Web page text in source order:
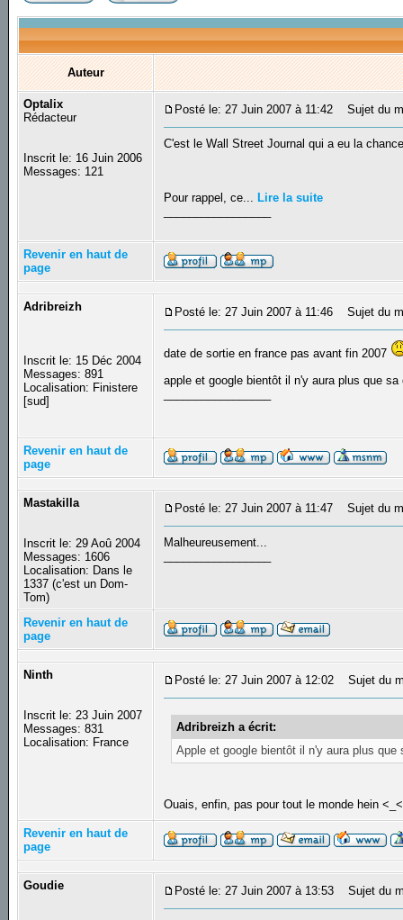
Auteur
Optalix
Rédacteur
Inscrit le: 16 Juin 2006
Messages: 121
Posté le: 27 Juin 2007 à 11:42 Sujet du
C'est le Wall Street Journal qui a eu la
Pour rappel, ce... Lire la suite
Revenir en haut de
page
Adribreizh
Inscrit le: 15 Déc 2004
Messages: 891
Localisation: Finistere
[sud]
Posté le: 27 Juin 2007 à 11:46 Sujet du
date de sortie en france pas avant fin 2007
apple et google bientôt il n'y aura plus que
Revenir en haut de
page
Mastakilla
Inscrit le: 29 Aoû 2004
Messages: 1606
Localisation: Dans le
1337 (c'est un Dom-
Tom)
Posté le: 27 Juin 2007 à 11:47 Sujet du
Malheureusement...
Revenir en haut de
page
Ninth
Inscrit le: 23 Juin 2007
Messages: 831
Localisation: France
Posté le: 27 Juin 2007 à 12:02 Sujet du
Adribreizh a écrit:
Apple et google bientôt il n'y aura plus que
Ouais, enfin, pas pour tout le monde hein
Revenir en haut de
page
Goudie Posté le: 27 Juin 2007 à 13:53 Sujet du